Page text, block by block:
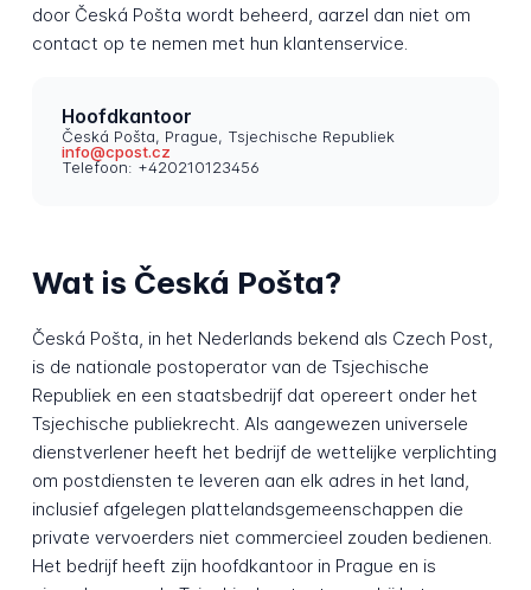
door Česká Pošta wordt beheerd, aarzel dan niet om
contact op te nemen met hun klantenservice.
Hoofdkantoor
Česká Pošta, Prague, Tsjechische Republiek
info@cpost.cz
Telefoon: +420210123456
Wat is Česká Pošta?
Česká Pošta, in het Nederlands bekend als Czech Post,
is de nationale postoperator van de Tsjechische
Republiek en een staatsbedrijf dat opereert onder het
Tsjechische publiekrecht. Als aangewezen universele
dienstverlener heeft het bedrijf de wettelijke verplichting
om postdiensten te leveren aan elk adres in het land,
inclusief afgelegen plattelandsgemeenschappen die
private vervoerders niet commercieel zouden bedienen.
Het bedrijf heeft zijn hoofdkantoor in Prague en is